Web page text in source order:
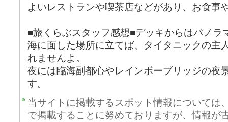
よいレストランや喫茶店などがあり、お食事
■旅くらぶスタッフ感想■デッキからはパノラ
海に面した場所に立てば、タイタニックの主
れませんよ。
夜には臨海副都心やレインボーブリッジの夜
す。
当サイトに掲載するスポット情報については
で掲載することに努めておりますが、情報が